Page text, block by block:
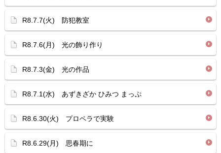
R8.7.7(火) 防犯教室
R8.7.6(月) 光の飾り作り
R8.7.3(金) 光の作品
R8.7.1(水) あずきざか ひみつ まっぷ
R8.6.30(火) プロペラで実験
R8.6.29(月) 思春期に